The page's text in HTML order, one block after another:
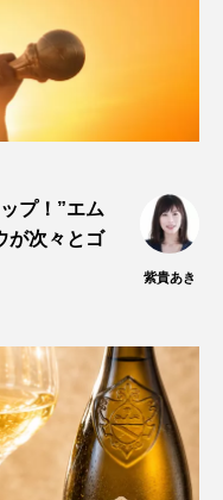
プ！”エム
が次々とゴ
紫貴あき